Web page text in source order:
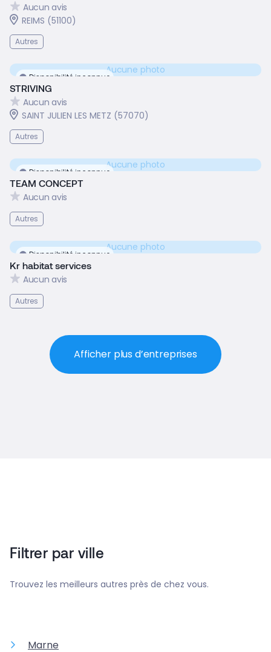
Aucun avis
REIMS (51100)
Autres
Disponibilité inconnue
Aucune photo
STRIVING
Aucun avis
SAINT JULIEN LES METZ (57070)
Autres
Disponibilité inconnue
Aucune photo
TEAM CONCEPT
Aucun avis
Autres
Disponibilité inconnue
Aucune photo
Kr habitat services
Aucun avis
Autres
Afficher plus d’entreprises
Filtrer par ville
Trouvez les meilleurs autres près de chez vous.
Marne